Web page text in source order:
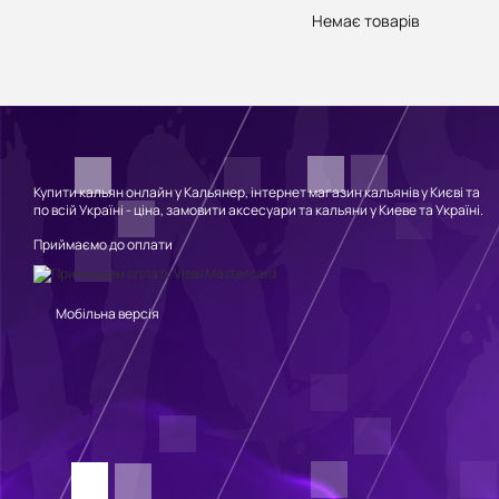
Немає товарів
Купити кальян онлайн у Кальянер, інтернет магазин кальянів у Києві та
по всій Україні - ціна, замовити аксесуари та кальяни у Киеве та Україні.
Приймаємо до оплати
Мобільна версія